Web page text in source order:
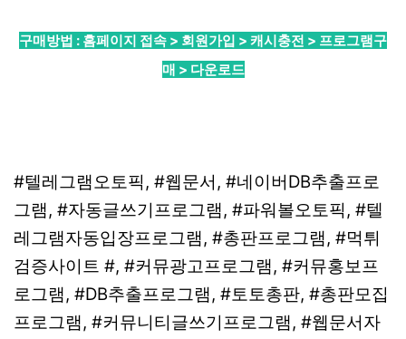
구매방법 : 홈페이지 접속 > 회원가입 > 캐시충전 > 프로그램구
매 > 다운로드
#텔레그램오토픽, #웹문서, #네이버DB추출프로
그램, #자동글쓰기프로그램, #파워볼오토픽, #텔
레그램자동입장프로그램, #총판프로그램, #먹튀
검증사이트 #, #커뮤광고프로그램, #커뮤홍보프
로그램, #DB추출프로그램, #토토총판, #총판모집
프로그램, #커뮤니티글쓰기프로그램, #웹문서자